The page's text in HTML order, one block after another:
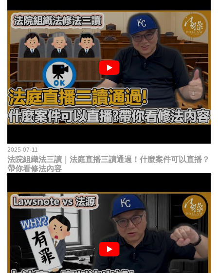
2025-07-11
法院組織法三讀｜法庭直播三讀通過！什麼案件可以直播？
帶你看修法內容